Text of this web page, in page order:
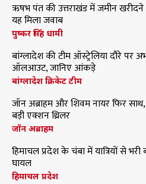
ऋषभ पंत की उत्तराखंड में जमीन
यह मिला जवाब
पुष्कर सिंह धामी
बांग्लादेश की टीम ऑस्ट्रेलिया दौरे पर
ऑलआउट, जानिए आंकड़े
बांग्लादेश क्रिकेट टीम
जॉन अब्राहम और शिवम नायर फिर
बड़ी एक्शन थ्रिलर
जॉन अब्राहम
हिमाचल प्रदेश के चंबा में यात्रियों से
घायल
हिमाचल प्रदेश